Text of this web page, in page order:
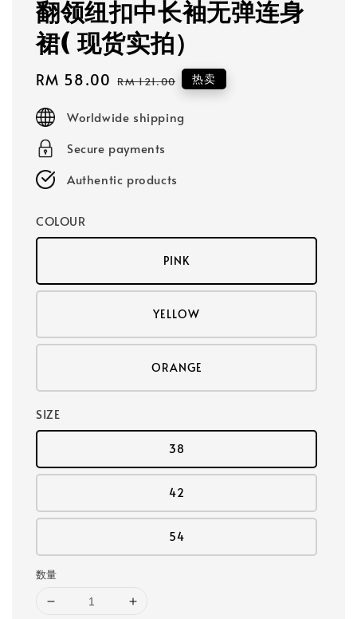
翻领纽扣中长袖无弹连身
裙( 现货实拍）
Sale
RM 58.00 Regular
RM 121.00 热卖
Worldwide shipping
Secure payments
Authentic products
COLOUR
PINK
YELLOW
ORANGE
SIZE
38
42
54
数量